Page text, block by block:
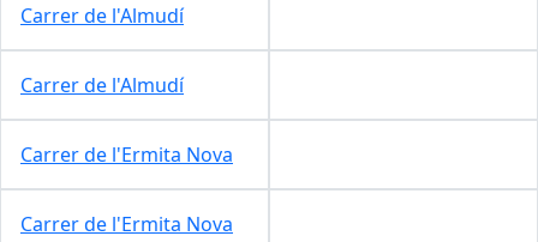
Carrer de l'Almudí
Carrer de l'Almudí
Carrer de l'Ermita Nova
Carrer de l'Ermita Nova